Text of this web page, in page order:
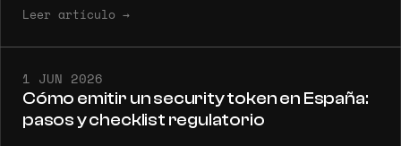
Leer artículo →
1 JUN 2026
Cómo emitir un security token en España:
pasos y checklist regulatorio